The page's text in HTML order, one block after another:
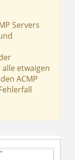
Servers
etwaigen
ACMP